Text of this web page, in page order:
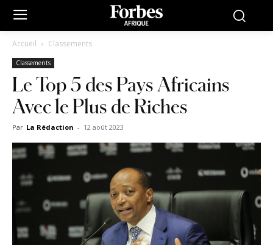
Accueil Classements
Classements
Le Top 5 des Pays Africains
Avec le Plus de Riches
Par La Rédaction - 12 août 2023